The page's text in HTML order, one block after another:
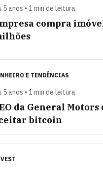
5 anos • 1 min de leitura
compra
E TENDÊNCIAS
5 anos • 1 min de leitura
da General
bitcoin